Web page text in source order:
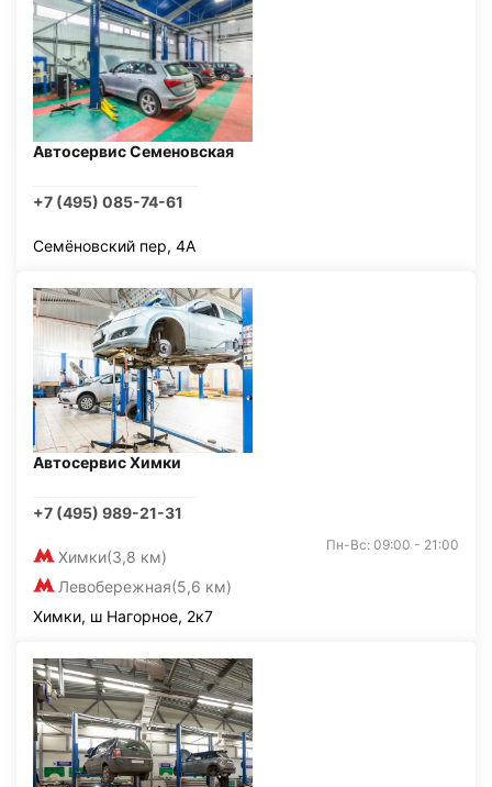
Автосервис Семеновская
+7 (495) 085-74-61
Семёновский пер, 4А
Автосервис Химки
+7 (495) 989-21-31
Химки(3,8 км)
Левобережная(5,6 км)
Пн-Вс: 09:00 - 21:00
Химки, ш Нагорное, 2к7